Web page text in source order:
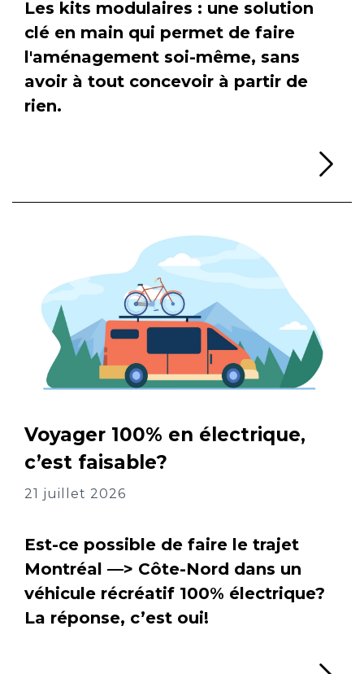
Les kits modulaires : une solution
clé en main qui permet de faire
l'aménagement soi-même, sans
avoir à tout concevoir à partir de
rien.
Voyager 100% en électrique,
c’est faisable?
21 juillet 2026
Est-ce possible de faire le trajet
Montréal —> Côte-Nord dans un
véhicule récréatif 100% électrique?
La réponse, c’est oui!